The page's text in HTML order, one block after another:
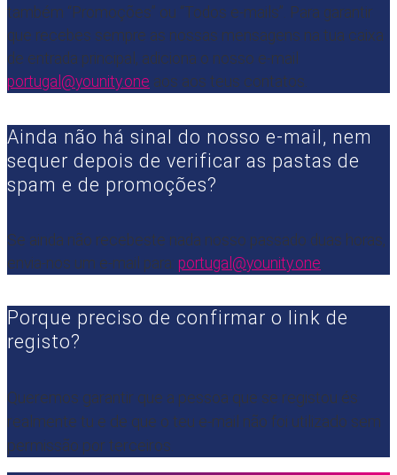
também “Promoções” ou “Todos e-mails”. Para garantir
que recebes sempre as nossas mensagens na tua caixa
de entrada principal, adiciona o nosso e-mail
portugal@younity.one aos aos teus contatos.
Ainda não há sinal do nosso e-mail, nem
sequer depois de verificar as pastas de
spam e de promoções?
Se ainda não recebeste nada nosso passado duas horas,
envia-nos um e-mail para: portugal@younity.one
Porque preciso de confirmar o link de
registo?
Queremos garantir que a pessoa que se registou és
realmente tu e de que o teu e-mail não foi utilizado sem
permissão por terceiros.